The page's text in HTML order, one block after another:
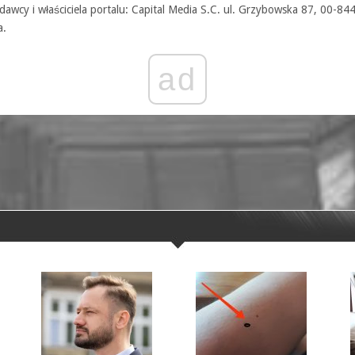
i właściciela portalu: Capital Media S.C. ul. Grzybowska 87, 00-844
ad